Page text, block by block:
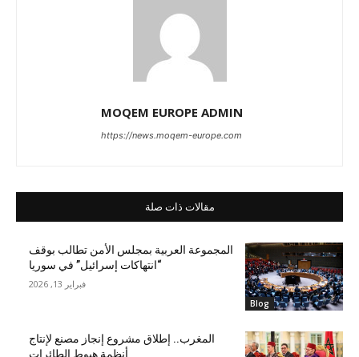
MOQEM EUROPE ADMIN
https://news.moqem-europe.com
مقالات ذات صلة
Blog
المجموعة العربية بمجلس الأمن تطالب بوقف
“انتهاكات إسرائيل” في سوريا
فبراير 13, 2026
المغرب.. إطلاق مشروع إنجاز مصنع لإنتاج
أنظمة هبوط الطائرات